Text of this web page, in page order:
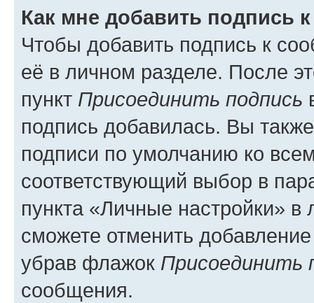
Как мне добавить подпись
Чтобы добавить подпись к
её в личном разделе. После
пункт Присоединить подпись
подпись добавилась. Вы
подписи по умолчанию ко
соответствующий выбор в
пункта «Личные настройки»
сможете отменить
убрав флажок Присоединить
сообщения.